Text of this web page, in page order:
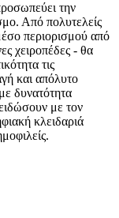
την
Από πολυτελείς
περιορισμού από
χειροπέδες - θα
τις
και απόλυτο
δυνατότητα
με τον
κλειδαριά